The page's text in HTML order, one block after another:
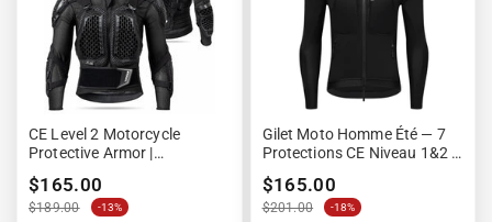
CE Level 2 Motorcycle
Protective Armor |
$165.00
$189.00 -13%
Gilet Moto Homme Été — 7
Protections CE Niveau 1&2 |
$165.00
$201.00 -18%